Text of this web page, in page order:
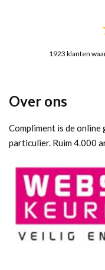
1923 klanten
Over ons
Compliment is de
particulier. Ruim 4.000